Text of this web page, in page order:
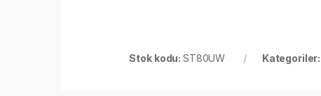
Stok kodu: ST80UW